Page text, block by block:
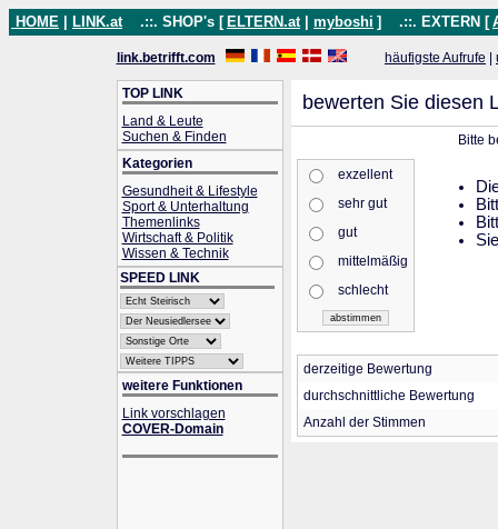
HOME LINK.at .::. SHOP's [ ELTERN.at myboshi ] .::. EXTERN [
link.betrifft.com häufigste Aufrufe
TOP LINK
Land & Leute
Suchen & Finden
Kategorien
Gesundheit & Lifestyle
Sport & Unterhaltung
Themenlinks
Wirtschaft & Politik
Wissen & Technik
SPEED LINK
weitere Funktionen
Link vorschlagen
COVER-Domain
bewerten Sie diesen
Bitte
exzellent
sehr gut
gut
mittelmäßig
schlecht
derzeitige Bewertung
durchschnittliche Bewertung
Anzahl der Stimmen